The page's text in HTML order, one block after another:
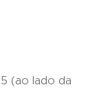
(ao lado da